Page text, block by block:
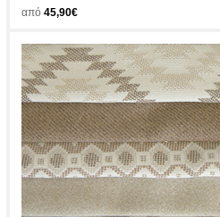
από 45,90€